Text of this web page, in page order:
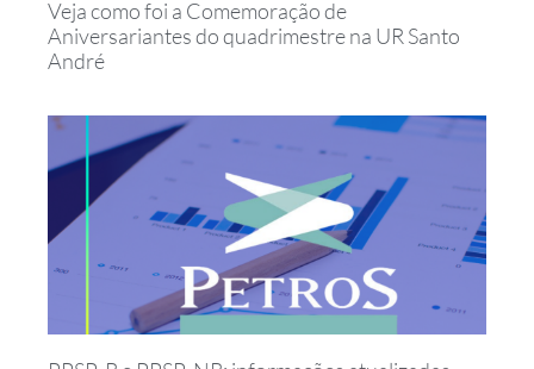
Veja como foi a Comemoração de
Aniversariantes do quadrimestre na UR Santo
André